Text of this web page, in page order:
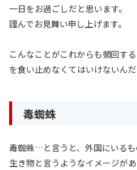
一日をお過ごしだと思います。
謹んでお見舞い申し上げます。
こんなことがこれからも頻回す
を食い止めなくてはいけないん
毒蜘蛛
毒蜘蛛…と言うと、外国にいる
生き物と言うようなイメージが